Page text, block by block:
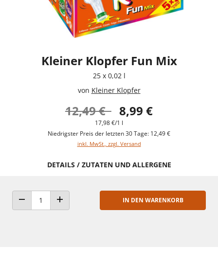
Kleiner Klopfer Fun Mix
25 x 0,02 l
von Kleiner Klopfer
12,49 € 8,99 €
17,98 €/1 l
Niedrigster Preis der letzten 30 Tage: 12,49 €
inkl. MwSt., zzgl. Versand
DETAILS / ZUTATEN UND ALLERGENE
ANZAHL VERRINGERNANZAHL ERHÖHEN
IN DEN WARENKORB